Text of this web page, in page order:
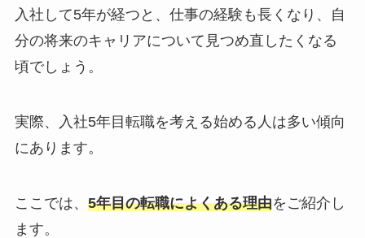
入社して5年が経つと、仕事の経験も長くなり、自
分の将来のキャリアについて見つめ直したくなる
頃でしょう。
実際、入社5年目転職を考える始める人は多い傾向
にあります。
ここでは、 5年目の転職によくある理由をご紹介し
ます。